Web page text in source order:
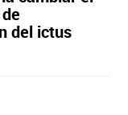
del ictus